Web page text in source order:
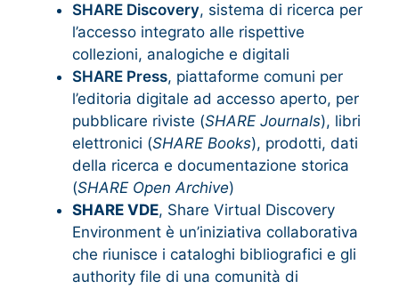
SHARE Discovery, sistema di ricerca per
l’accesso integrato alle rispettive
collezioni, analogiche e digitali
SHARE Press, piattaforme comuni per
l’editoria digitale ad accesso aperto, per
pubblicare riviste (SHARE Journals), libri
elettronici (SHARE Books), prodotti, dati
della ricerca e documentazione storica
(SHARE Open Archive)
SHARE VDE, Share Virtual Discovery
Environment è un’iniziativa collaborativa
che riunisce i cataloghi bibliografici e gli
authority file di una comunità di